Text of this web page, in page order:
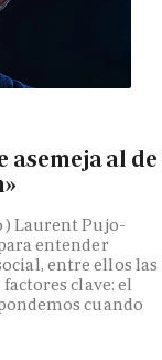
asemeja al de
Laurent Pujo-
entender
entre ellos las
clave: el
cuando